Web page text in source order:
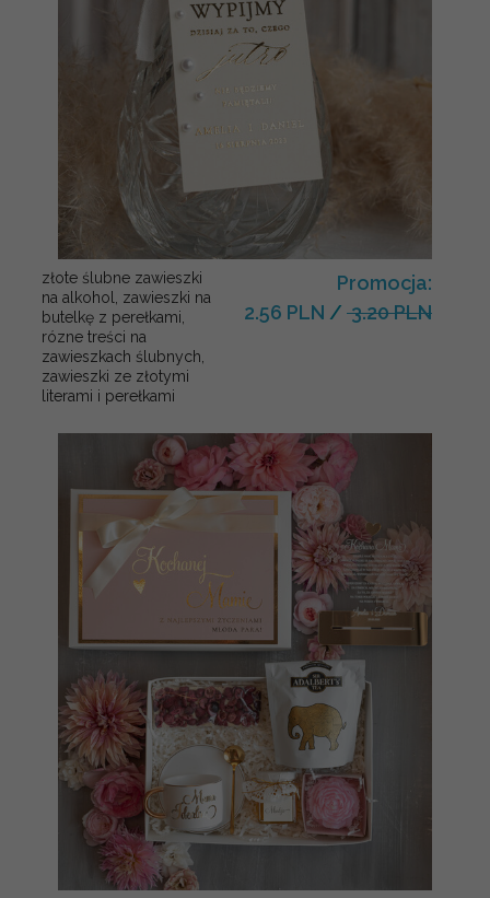
złote ślubne zawieszki
na alkohol, zawieszki na
butelkę z perełkami,
rózne treści na
zawieszkach ślubnych,
zawieszki ze złotymi
literami i perełkami
Promocja:
2.56 PLN / 3.20 PLN